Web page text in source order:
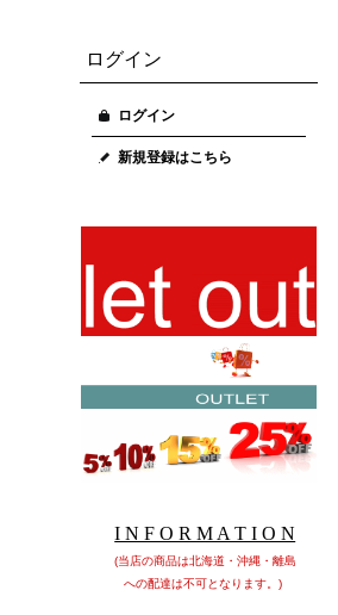
ログイン
ログイン
新規登録はこちら
I N F O R M A T I O N
(当店の商品は北海道・沖縄・離島
への配達は不可となります。)